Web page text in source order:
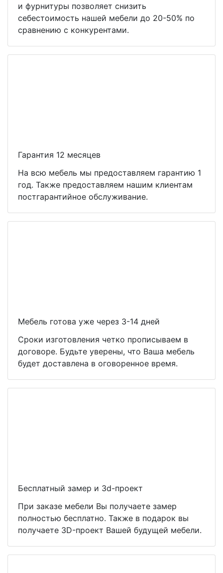
и фурнитуры позволяет снизить
себестоимость нашей мебели до 20-50% по
сравнению с конкурентами.
Гарантия 12 месяцев
На всю мебель мы предоставляем гарантию 1
год. Также предоставляем нашим клиентам
постгарантийное обслуживание.
Мебель готова уже через 3-14 дней
Сроки изготовления четко прописываем в
договоре. Будьте уверены, что Ваша мебель
будет доставлена в оговоренное время.
Бесплатный замер и 3d-проект
При заказе мебели Вы получаете замер
полностью бесплатно. Также в подарок вы
получаете 3D-проект Вашей будущей мебели.